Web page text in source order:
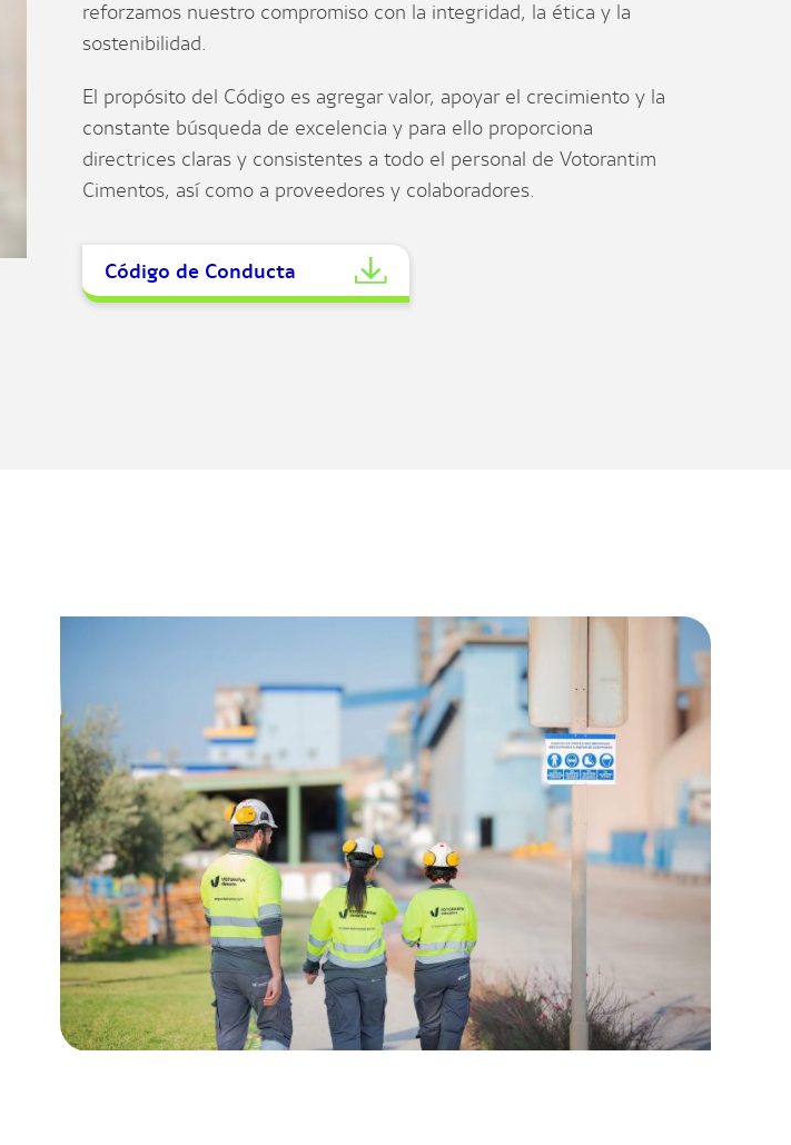
reforzamos nuestro compromiso con la integridad, la ética y la
sostenibilidad.
El propósito del Código es agregar valor, apoyar el crecimiento y la
constante búsqueda de excelencia y para ello proporciona
directrices claras y consistentes a todo el personal de Votorantim
Cimentos, así como a proveedores y colaboradores.
Código de Conducta